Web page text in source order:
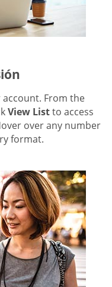
From the
View Listto access
over any number
format.